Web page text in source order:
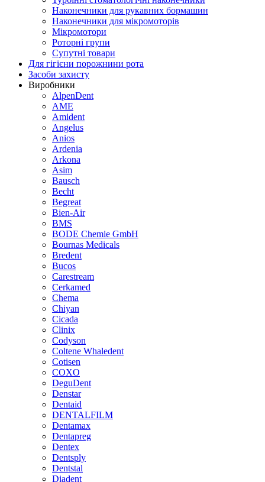
Наконечники для рукавних бормашин
Наконечники для мікромоторів
Мікромотори
Роторні групи
Супутні товари
Для гігієни порожнини рота
Засоби захисту
Виробники
AlpenDent
AME
Amident
Angelus
Anios
Ardenia
Arkona
Asim
Bausch
Becht
Begreat
Bien-Air
BMS
BODE Chemie GmbH
Bournas Medicals
Bredent
Bucos
Carestream
Cerkamed
Chema
Chiyan
Cicada
Clinix
Codyson
Coltene Whaledent
Cotisen
COXO
DeguDent
Denstar
Dentaid
DENTALFILM
Dentamax
Dentapreg
Dentex
Dentsply
Dentstal
Diadent